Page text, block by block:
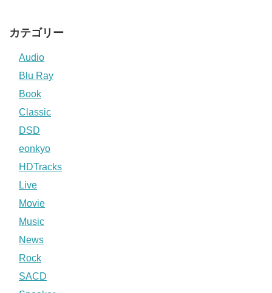
カテゴリー
Audio
Blu Ray
Book
Classic
DSD
eonkyo
HDTracks
Live
Movie
Music
News
Rock
SACD